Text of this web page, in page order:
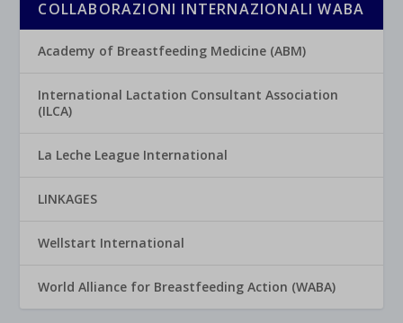
COLLABORAZIONI INTERNAZIONALI WABA
Academy of Breastfeeding Medicine (ABM)
International Lactation Consultant Association
(ILCA)
La Leche League International
LINKAGES
Wellstart International
World Alliance for Breastfeeding Action (WABA)